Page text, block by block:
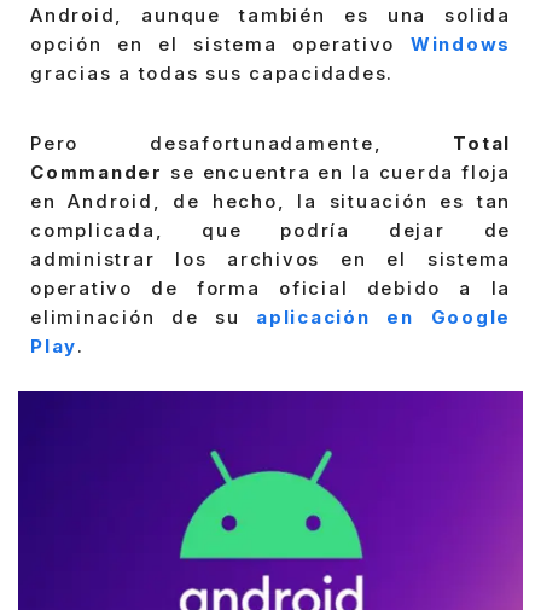
Android, aunque también es una solida
opción en el sistema operativo Windows
gracias a todas sus capacidades.
Pero desafortunadamente,
Total
Commander se encuentra en la cuerda floja
en Android, de hecho, la situación es tan
complicada, que podría dejar de
administrar los archivos en el sistema
operativo de forma oficial debido a la
eliminación de su
aplicación en Google
Play.